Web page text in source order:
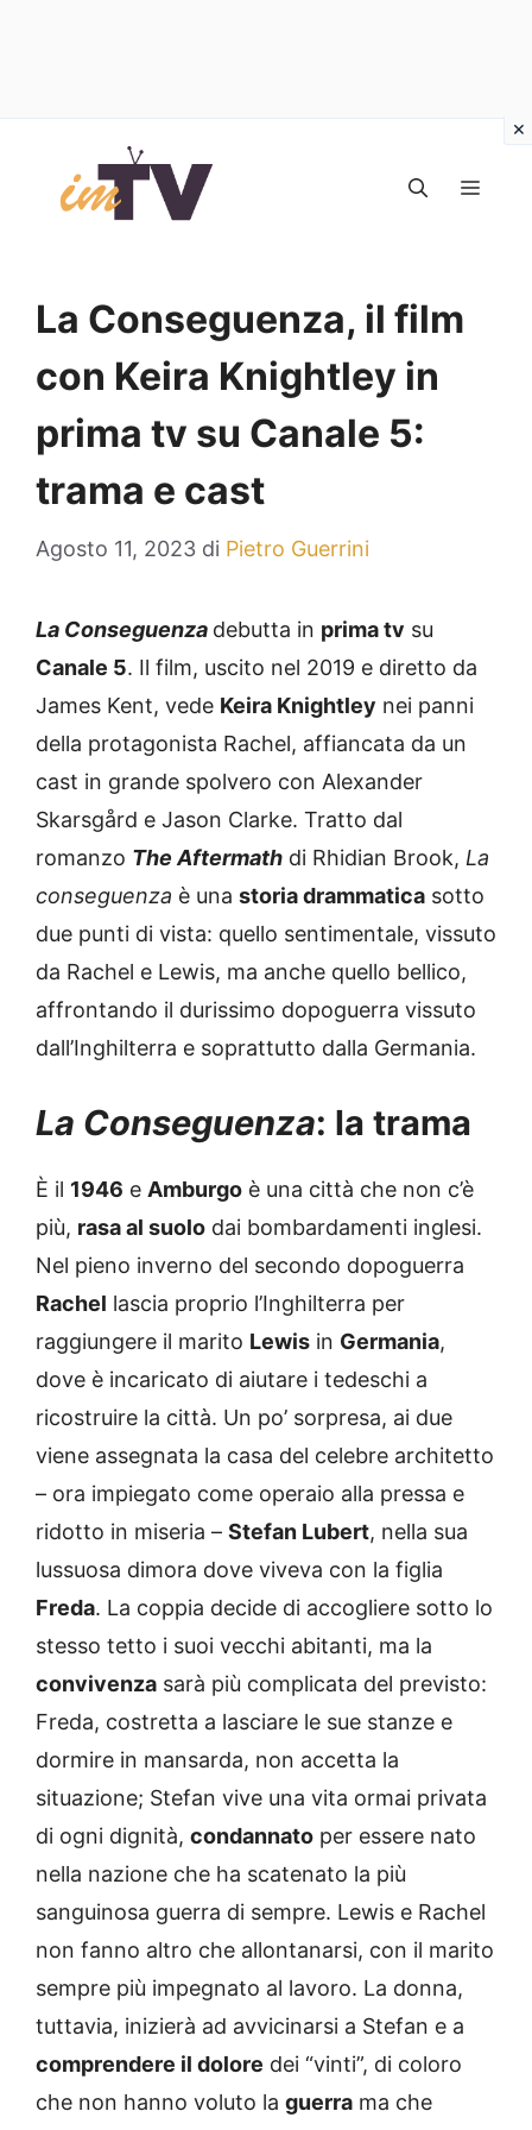
contenuto
La Conseguenza, il film
con Keira Knightley in
prima tv su Canale 5:
trama e cast
Agosto 11, 2023 di Pietro Guerrini
La Conseguenza debutta in prima tv su
Canale 5. Il film, uscito nel 2019 e diretto da
James Kent, vede Keira Knightley nei panni
della protagonista Rachel, affiancata da un
cast in grande spolvero con Alexander
Skarsgård e Jason Clarke. Tratto dal
romanzo The Aftermath di Rhidian Brook, La
conseguenza è una storia drammatica sotto
due punti di vista: quello sentimentale, vissuto
da Rachel e Lewis, ma anche quello bellico,
affrontando il durissimo dopoguerra vissuto
dall’Inghilterra e soprattutto dalla Germania.
La Conseguenza: la trama
È il 1946 e Amburgo è una città che non c’è
più, rasa al suolo dai bombardamenti inglesi.
Nel pieno inverno del secondo dopoguerra
Rachel lascia proprio l’Inghilterra per
raggiungere il marito Lewis in Germania,
dove è incaricato di aiutare i tedeschi a
ricostruire la città. Un po’ sorpresa, ai due
viene assegnata la casa del celebre architetto
– ora impiegato come operaio alla pressa e
ridotto in miseria – Stefan Lubert, nella sua
lussuosa dimora dove viveva con la figlia
Freda. La coppia decide di accogliere sotto lo
stesso tetto i suoi vecchi abitanti, ma la
convivenza sarà più complicata del previsto:
Freda, costretta a lasciare le sue stanze e
dormire in mansarda, non accetta la
situazione; Stefan vive una vita ormai privata
di ogni dignità, condannato per essere nato
nella nazione che ha scatenato la più
sanguinosa guerra di sempre. Lewis e Rachel
non fanno altro che allontanarsi, con il marito
sempre più impegnato al lavoro. La donna,
tuttavia, inizierà ad avvicinarsi a Stefan e a
comprendere il dolore dei “vinti”, di coloro
che non hanno voluto la guerra ma che